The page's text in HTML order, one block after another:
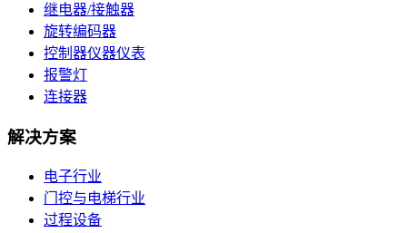
继电器/接触器
旋转编码器
控制器仪器仪表
报警灯
连接器
解决方案
电子行业
门控与电梯行业
过程设备